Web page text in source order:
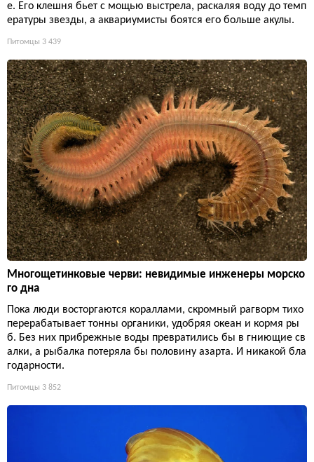
е. Его клешня бьет с мощью выстрела, раскаляя воду до темп
ературы звезды, а аквариумисты боятся его больше акулы.
Питомцы 3 439
Многощетинковые черви: невидимые инженеры морско
го дна
Пока люди восторгаются кораллами, скромный рагворм тихо
перерабатывает тонны органики, удобряя океан и кормя ры
б. Без них прибрежные воды превратились бы в гниющие св
алки, а рыбалка потеряла бы половину азарта. И никакой бла
годарности.
Питомцы 3 852